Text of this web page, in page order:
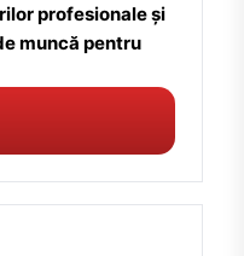
profesionale și
muncă pentru